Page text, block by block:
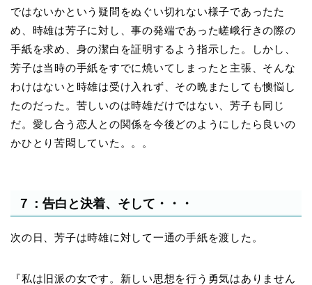
ではないかという疑問をぬぐい切れない様子であったた
め、時雄は芳子に対し、事の発端であった嵯峨行きの際の
手紙を求め、身の潔白を証明するよう指示した。しかし、
芳子は当時の手紙をすでに焼いてしまったと主張、そんな
わけはないと時雄は受け入れず、その晩またしても懊悩し
たのだった。苦しいのは時雄だけではない、芳子も同じ
だ。愛し合う恋人との関係を今後どのようにしたら良いの
かひとり苦悶していた。。。
７：告白と決着、そして・・・
次の日、芳子は時雄に対して一通の手紙を渡した。
『私は旧派の女です。新しい思想を行う勇気はありません